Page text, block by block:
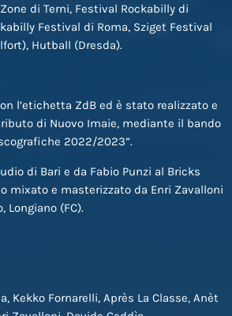
di Terni, Festival Rockabilly di
Festival di Roma, Sziget Festival
Hutball (Dresda).
l’etichetta ZdB ed è stato realizzato e
di Nuovo Imaie, mediante il bando
2022/2023”.
di Bari e da Fabio Punzi al Bricks
mixato e masterizzato da Enri Zavalloni
Longiano (FC).
Kekko Fornarelli, Après La Classe, Anèt